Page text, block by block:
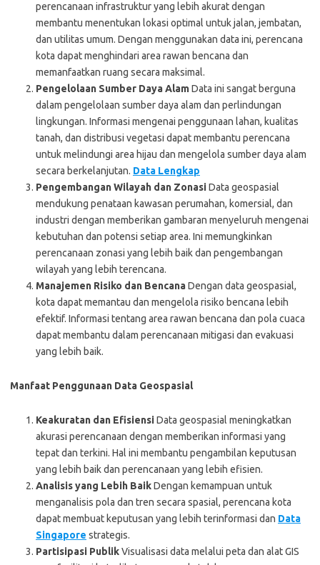
perencanaan infrastruktur yang lebih akurat dengan
membantu menentukan lokasi optimal untuk jalan, jembatan,
dan utilitas umum. Dengan menggunakan data ini, perencana
kota dapat menghindari area rawan bencana dan
memanfaatkan ruang secara maksimal.
Pengelolaan Sumber Daya AlamData ini sangat berguna
dalam pengelolaan sumber daya alam dan perlindungan
lingkungan. Informasi mengenai penggunaan lahan, kualitas
tanah, dan distribusi vegetasi dapat membantu perencana
untuk melindungi area hijau dan mengelola sumber daya alam
secara berkelanjutan. Data Lengkap
Pengembangan Wilayah dan ZonasiData geospasial
mendukung penataan kawasan perumahan, komersial, dan
industri dengan memberikan gambaran menyeluruh mengenai
kebutuhan dan potensi setiap area. Ini memungkinkan
perencanaan zonasi yang lebih baik dan pengembangan
wilayah yang lebih terencana.
Manajemen Risiko dan BencanaDengan data geospasial,
kota dapat memantau dan mengelola risiko bencana lebih
efektif. Informasi tentang area rawan bencana dan pola cuaca
dapat membantu dalam perencanaan mitigasi dan evakuasi
yang lebih baik.
Manfaat Penggunaan Data Geospasial
Keakuratan dan EfisiensiData geospasial meningkatkan
akurasi perencanaan dengan memberikan informasi yang
tepat dan terkini. Hal ini membantu pengambilan keputusan
yang lebih baik dan perencanaan yang lebih efisien.
Analisis yang Lebih BaikDengan kemampuan untuk
menganalisis pola dan tren secara spasial, perencana kota
dapat membuat keputusan yang lebih terinformasi dan Data
Singapore strategis.
Partisipasi PublikVisualisasi data melalui peta dan alat GIS